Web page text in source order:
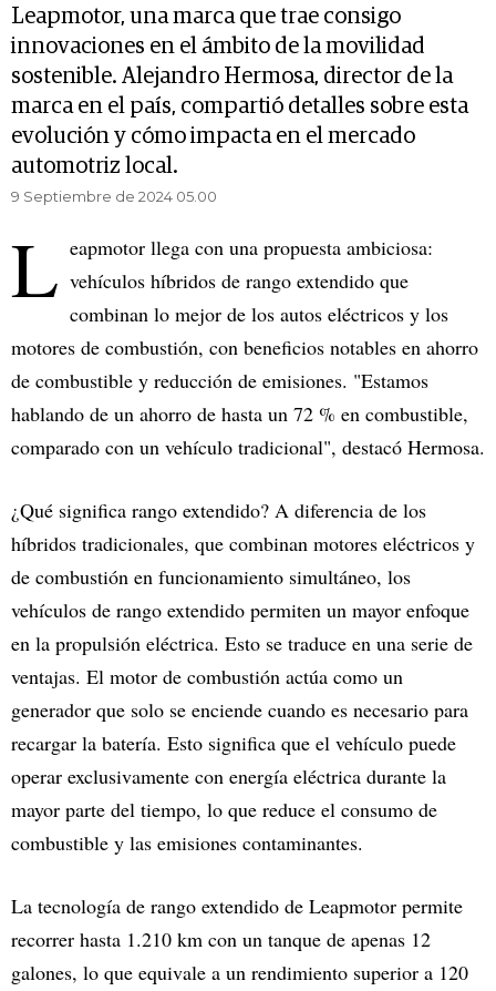
Leapmotor, una marca que trae consigo
innovaciones en el ámbito de la movilidad
sostenible. Alejandro Hermosa, director de la
marca en el país, compartió detalles sobre esta
evolución y cómo impacta en el mercado
automotriz local.
9 Septiembre de 2024 05.00
L eapmotor llega con una propuesta ambiciosa:
vehículos híbridos de rango extendido que
combinan lo mejor de los autos eléctricos y los
motores de combustión, con beneficios notables en ahorro
de combustible y reducción de emisiones. "Estamos
hablando de un ahorro de hasta un 72 % en combustible,
comparado con un vehículo tradicional", destacó Hermosa.
¿Qué significa rango extendido? A diferencia de los
híbridos tradicionales, que combinan motores eléctricos y
de combustión en funcionamiento simultáneo, los
vehículos de rango extendido permiten un mayor enfoque
en la propulsión eléctrica. Esto se traduce en una serie de
ventajas. El motor de combustión actúa como un
generador que solo se enciende cuando es necesario para
recargar la batería. Esto significa que el vehículo puede
operar exclusivamente con energía eléctrica durante la
mayor parte del tiempo, lo que reduce el consumo de
combustible y las emisiones contaminantes.
La tecnología de rango extendido de Leapmotor permite
recorrer hasta 1.210 km con un tanque de apenas 12
galones, lo que equivale a un rendimiento superior a 120